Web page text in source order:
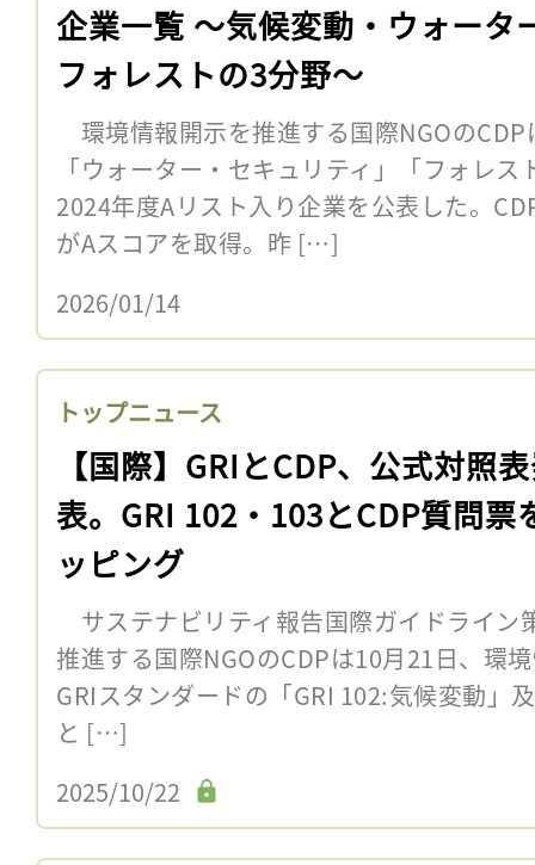
企業一覧 〜気候変動・ウォータ
フォレストの3分野〜
環境情報開示を推進する国際NGOの
「ウォーター・セキュリティ」「フォレ
2024年度Aリスト入り企業を公表した。
がAスコアを取得。昨 […]
2026/01/14
トップニュース
【国際】GRIとCDP、公式対照
表。GRI 102・103とCDP質問票
ッピング
サステナビリティ報告国際ガイドライン
推進する国際NGOのCDPは10月21日、環
GRIスタンダードの「GRI 102:気候変動」
と […]
2025/10/22